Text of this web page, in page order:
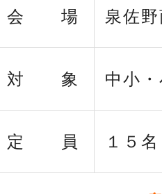
会 場 泉佐
対 象 中小
定 員 １５名